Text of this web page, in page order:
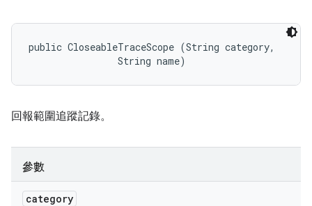
public CloseableTraceScope (String category,
                String name)
回報範圍追蹤記錄。
參數
category